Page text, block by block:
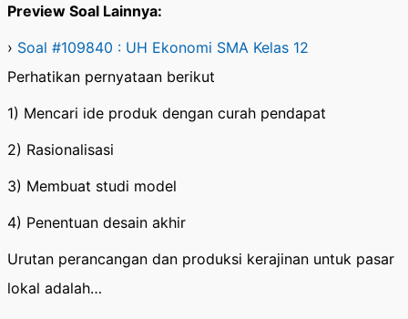
Preview Soal Lainnya:
› Soal #109840 : UH Ekonomi SMA Kelas 12
Perhatikan pernyataan berikut
1) Mencari ide produk dengan curah pendapat
2) Rasionalisasi
3) Membuat studi model
4) Penentuan desain akhir
Urutan perancangan dan produksi kerajinan untuk pasar
lokal adalah…